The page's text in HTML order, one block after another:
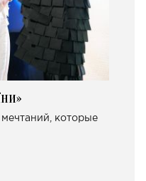
которые